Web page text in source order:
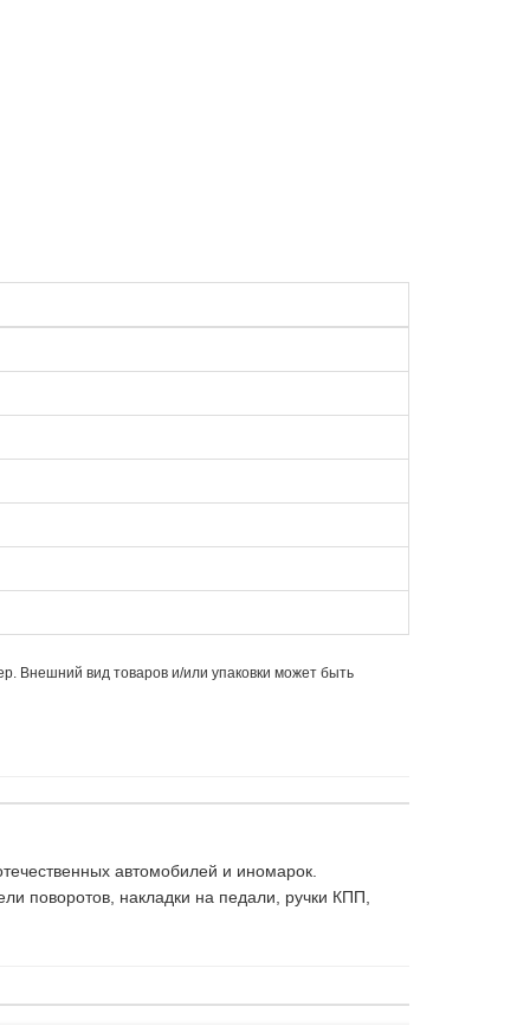
Внешний вид товаров и/или упаковки может быть
автомобилей и иномарок.
поворотов, накладки на педали, ручки КПП,